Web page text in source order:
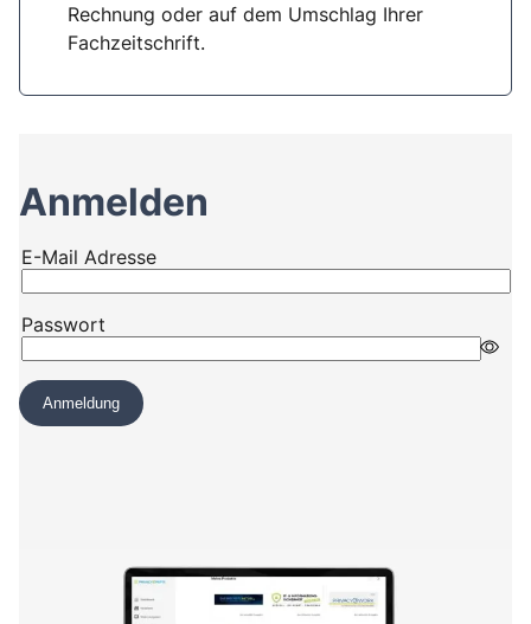
Rechnung oder auf dem Umschlag Ihrer
Fachzeitschrift.
Anmelden